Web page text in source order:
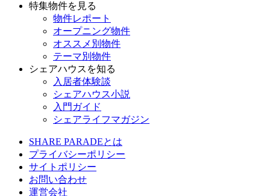
特集物件を見る
物件レポート
オープニング物件
オススメ別物件
テーマ別物件
シェアハウスを知る
入居者体験談
シェアハウス小説
入門ガイド
シェアライフマガジン
SHARE PARADEとは
プライバシーポリシー
サイトポリシー
お問い合わせ
運営会社